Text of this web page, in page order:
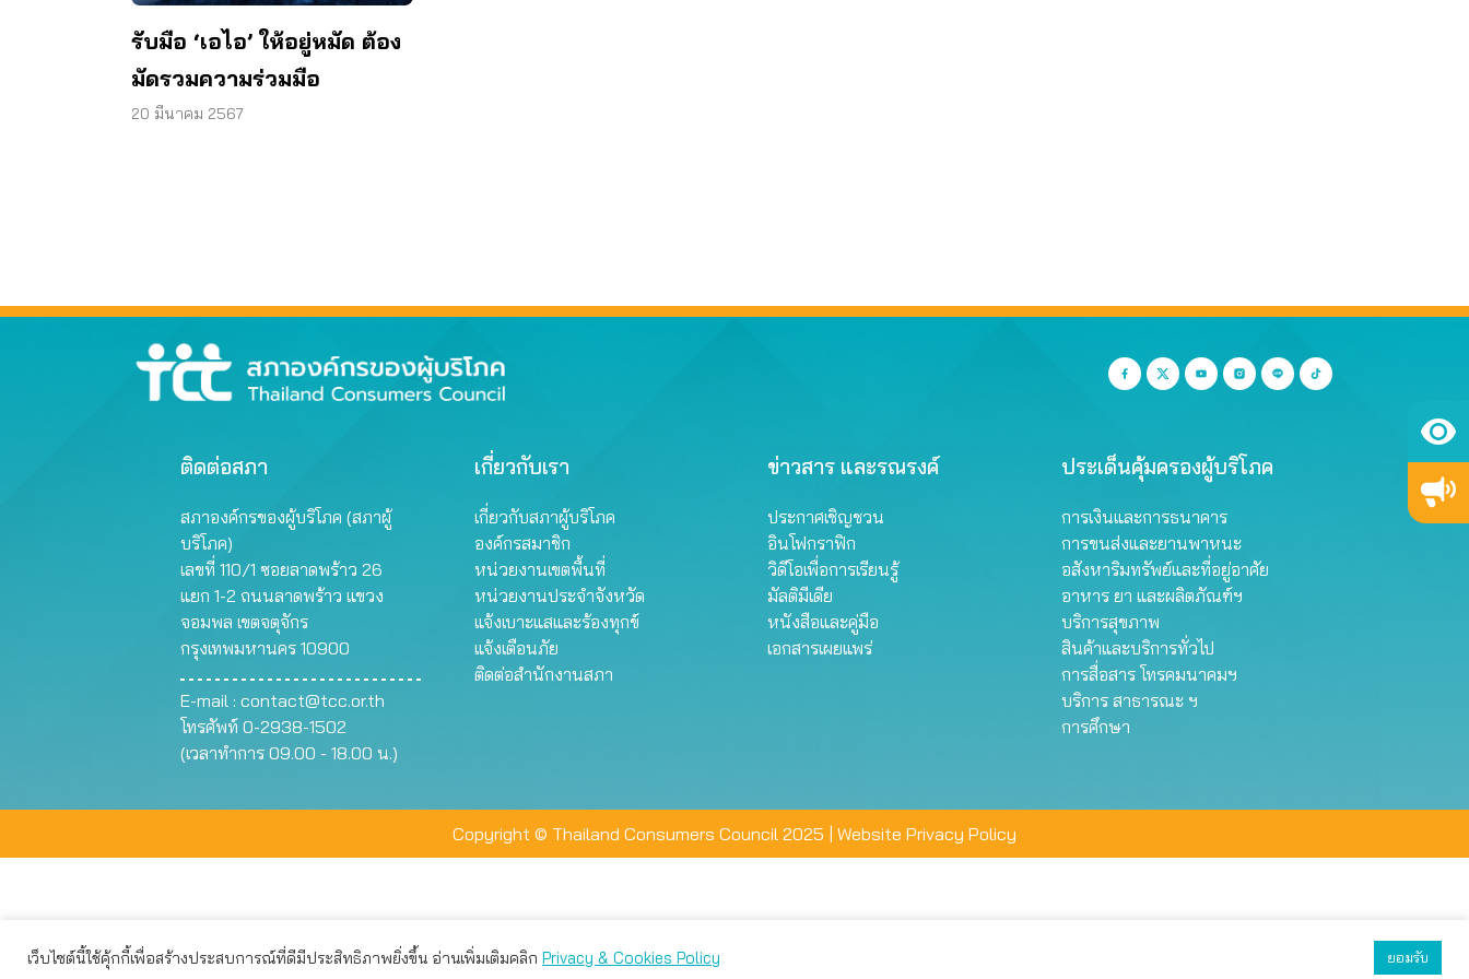
รับมือ ‘เอไอ’ ให้อยู่หมัด ต้อง
มัดรวมความร่วมมือ
20 มีนาคม 2567
ติดต่อสภา
สภาองค์กรของผู้บริโภค (สภาผู้
บริโภค)
เลขที่ 110/1 ซอยลาดพร้าว 26
แยก 1-2 ถนนลาดพร้าว แขวง
จอมพล เขตจตุจักร
กรุงเทพมหานคร 10900
E-mail : contact@tcc.or.th
โทรศัพท์ 0-2938-1502
(เวลาทำการ 09.00 - 18.00 น.)
เกี่ยวกับเรา
เกี่ยวกับสภาผู้บริโภค
องค์กรสมาชิก
หน่วยงานเขตพื้นที่
หน่วยงานประจำจังหวัด
แจ้งเบาะแสและร้องทุกข์
แจ้งเตือนภัย
ติดต่อสำนักงานสภา
ข่าวสาร และรณรงค์
ประกาศเชิญชวน
อินโฟกราฟิก
วิดีโอเพื่อการเรียนรู้
มัลติมีเดีย
หนังสือและคู่มือ
เอกสารเผยแพร่
ประเด็นคุ้มครองผู้บริโภค
การเงินและการธนาคาร
การขนส่งและยานพาหนะ
อสังหาริมทรัพย์และที่อยู่อาศัย
อาหาร ยา และผลิตภัณฑ์ฯ
บริการสุขภาพ
สินค้าและบริการทั่วไป
การสื่อสาร โทรคมนาคมฯ
บริการ สาธารณะ ฯ
การศึกษา
Copyright © Thailand Consumers Council 2025 | Website Privacy Policy
เว็บไซต์นี้ใช้คุ้กกี้เพื่อสร้างประสบการณ์ที่ดีมีประสิทธิภาพยิ่งขึ้น อ่านเพิ่มเติมคลิก Privacy & Cookies Policy ยอมรับ
เว็บไซต์นี้ใช้คุกกี้เพื่อมอบประสบการณ์การใช้งานที่ดีให้แก่ท่าน คุณสามารถเลือกตั้งค่าความเป็นส่วนตัวได้